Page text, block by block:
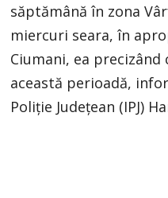
săptămână în zona
miercuri seara, în
Ciumani, ea
această perioadă,
Poliţie Judeţean (IPJ)